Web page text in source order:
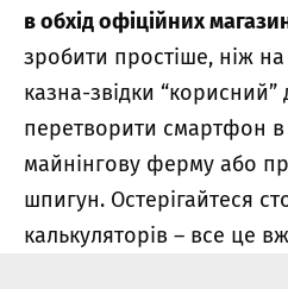
в обхід офіційних
зробити простіше, ніж
казна-звідки
перетворити смартфон в
майнінгову ферму або
шпигун. Остерігайтеся
калькуляторів – все це